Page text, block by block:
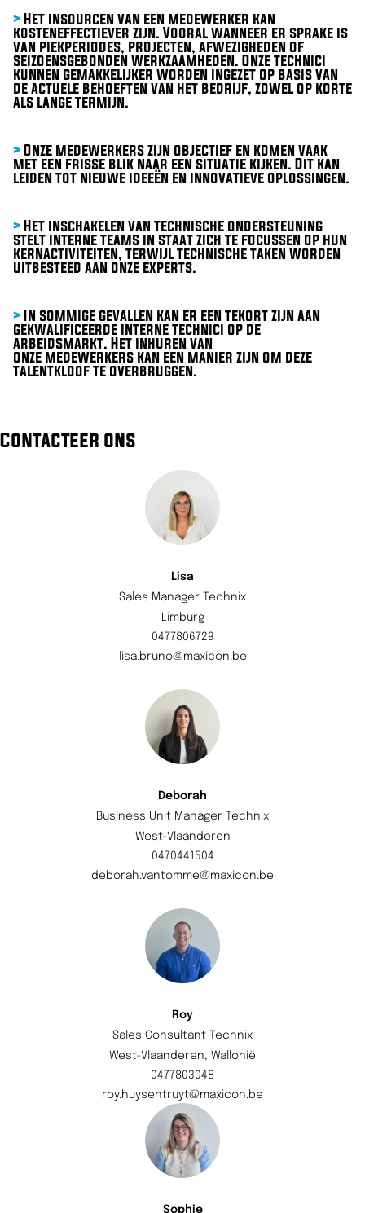
> Het insourcen van een medewerker kan
kosteneffectiever zijn. Vooral wanneer er sprake is
van piekperiodes, projecten, afwezigheden of
seizoensgebonden werkzaamheden. Onze technici
kunnen gemakkelijker worden ingezet op basis van
de actuele behoeften van het bedrijf, zowel op korte
als lange termijn.
> Onze medewerkers zijn objectief en komen vaak
met een frisse blik naar een situatie kijken. Dit kan
leiden tot nieuwe ideeën en innovatieve oplossingen.
> Het inschakelen van technische ondersteuning
stelt interne teams in staat zich te focussen op hun
kernactiviteiten, terwijl technische taken worden
uitbesteed aan onze experts.
> In sommige gevallen kan er een tekort zijn aan
gekwalificeerde interne technici op de
arbeidsmarkt. Het inhuren van
onze medewerkers kan een manier zijn om deze
talentkloof te overbruggen.
Contacteer ons
Lisa
Limburg
0477806729
lisa.bruno@maxicon.be
Sales Manager Technix
Deborah
West-Vlaanderen
0470441504
deborah.vantomme@maxicon.be
Business Unit Manager Technix
Roy
West-Vlaanderen, Wallonië
0477803048
roy.huysentruyt@maxicon.be
Sales Consultant Technix
Sophie